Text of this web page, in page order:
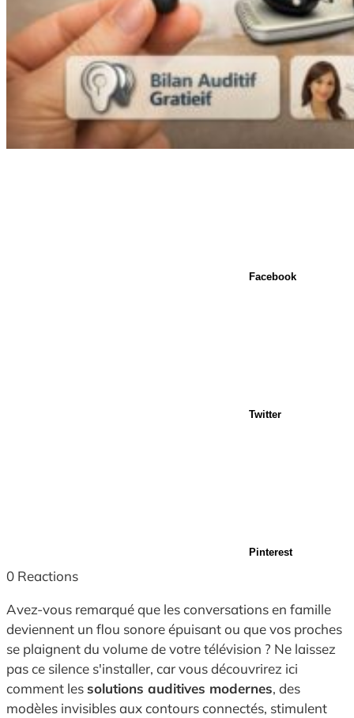
Facebook
Twitter
Pinterest
0 Reactions
Avez-vous remarqué que les conversations en famille
deviennent un flou sonore épuisant ou que vos proches
se plaignent du volume de votre télévision ? Ne laissez
pas ce silence s'installer, car vous découvrirez ici
comment les solutions auditives modernes, des
modèles invisibles aux contours connectés, stimulent